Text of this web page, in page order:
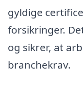
gyldige
forsikringer.
og sikrer, at
branchekrav.